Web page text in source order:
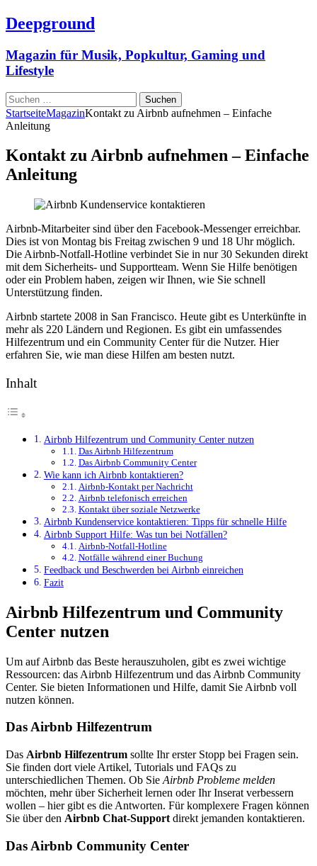
Deepground
Magazin für Musik, Popkultur, Gaming und
Lifestyle
Suchen
nach:
StartseiteMagazinKontakt zu Airbnb aufnehmen – Einfache
Anleitung
Kontakt zu Airbnb aufnehmen – Einfache
Anleitung
Airbnb-Mitarbeiter sind über den Facebook-Messenger erreichbar.
Dies ist von Montag bis Freitag zwischen 9 und 18 Uhr möglich.
Die Airbnb-Notfall-Hotline verbindet Sie in nur 30 Sekunden direkt
mit dem Sicherheits- und Supportteam. Wenn Sie Hilfe benötigen
oder ein Problem haben, zeigen wir Ihnen, wie Sie schnell
Unterstützung finden.
Airbnb startete 2008 in San Francisco. Heute gibt es Unterkünfte in
mehr als 220 Ländern und Regionen. Es gibt ein umfassendes
Hilfezentrum und ein Community Center für die Nutzer. Hier
erfahren Sie, wie man diese Hilfen am besten nutzt.
Inhalt
Airbnb Hilfezentrum und Community Center nutzen
Das Airbnb Hilfezentrum
Das Airbnb Community Center
Wie kann ich Airbnb kontaktieren?
Airbnb-Kontakt per Nachricht
Airbnb telefonisch erreichen
Kontakt über soziale Netzwerke
Airbnb Kundenservice kontaktieren: Tipps für schnelle Hilfe
Airbnb Support Hilfe: Was tun bei Notfällen?
Airbnb-Notfall-Hotline
Notfälle während einer Buchung
Feedback und Beschwerden bei Airbnb einreichen
Fazit
Airbnb Hilfezentrum und Community
Center nutzen
Um auf Airbnb das Beste herauszuholen, gibt es zwei wichtige
Ressourcen: das Airbnb Hilfezentrum und das Airbnb Community
Center. Sie bieten Informationen und Hilfe, damit Sie Airbnb voll
nutzen können.
Das Airbnb Hilfezentrum
Das Airbnb Hilfezentrum sollte Ihr erster Stopp bei Fragen sein.
Sie finden dort viele Artikel, Tutorials und FAQs zu
unterschiedlichen Themen. Ob Sie Airbnb Probleme melden
möchten, mehr über Sicherheit lernen oder Ihr Inserat verbessern
wollen – hier gibt es die Antworten. Für komplexere Fragen können
Sie über den Airbnb Chat-Support direkt jemanden kontaktieren.
Das Airbnb Community Center